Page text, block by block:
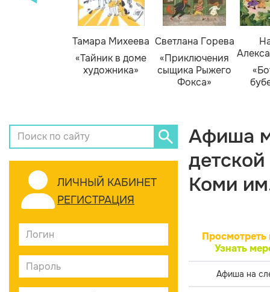
Тамара Михеева
«Тайник в доме
художника»
Светлана Горева
«Приключения
сыщика Рыжего
Фокса»
ЛИЧНЫЙ КАБИНЕТ
РЕГИСТРАЦИЯ
Афиша
Коми
Просмотреть
Узнать
Афиша на